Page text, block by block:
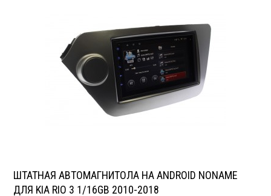
AUX вход: есть
Bluetooth: есть
Съемная панель: нет
RCA (линейные) выходы: 2 пары
Мощность 40 Вт х 4
ШТАТНАЯ АВТОМАГНИТОЛА НА ANDROID NONAME
ДЛЯ KIA RIO 3 1/16GB 2010-2018